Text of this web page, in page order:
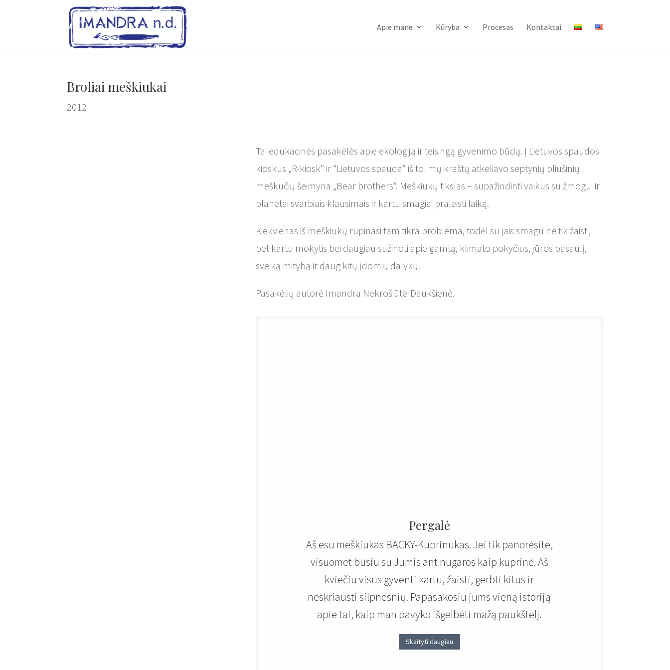
Apie mane Kūryba Procesas Kontaktai
Broliai meškiukai
2012
Tai edukacinės pasakėlės apie ekologiją ir teisingą gyvenimo būdą. Į Lietuvos spaudos
kioskus „R-kiosk” ir “Lietuvos spauda” iš tolimų kraštų atkeliavo septynių pliušinių
meškučių šeimyna „Bear brothers”. Meškiukų tikslas – supažindinti vaikus su žmogui ir
planetai svarbiais klausimais ir kartu smagiai praleisti laiką.
Kiekvienas iš meškiukų rūpinasi tam tikra problema, todėl su jais smagu ne tik žaisti,
bet kartu mokytis bei daugiau sužinoti apie gamtą, klimato pokyčius, jūros pasaulį,
sveiką mitybą ir daug kitų įdomių dalykų.
Pasakėlių autorė Imandra Nekrošiūtė-Daukšienė.
Pergalė
Aš esu meškiukas BACKY-Kuprinukas. Jei tik panorėsite,
visuomet būsiu su Jumis ant nugaros kaip kuprinė. Aš
kviečiu visus gyventi kartu, žaisti, gerbti kitus ir
neskriausti silpnesnių. Papasakosiu jums vieną istoriją
apie tai, kaip man pavyko išgelbėti mažą paukštelį.
Skaityti daugiau